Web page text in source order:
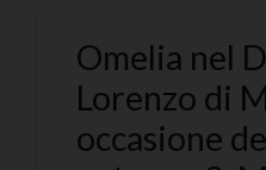
Omelia nel
Lorenzo di
occasione